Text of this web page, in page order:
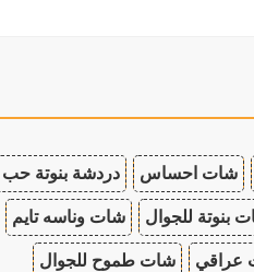
شات احساس دردشة بنوتة حب
بنوتة للجوال شات وناسه تايم
عراقي شات طموح للجوال